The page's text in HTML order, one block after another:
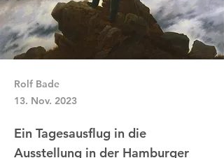
Rolf Bade
13. Nov. 2023
Ein Tagesausflug in die
Ausstellung in der Hamburger